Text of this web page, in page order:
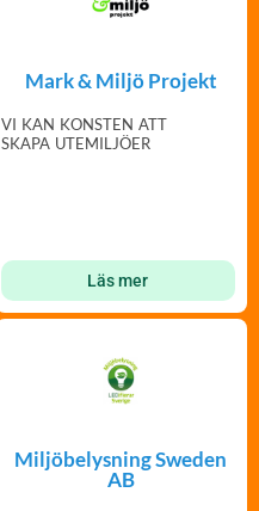
Mark & Miljö Projekt
VI KAN KONSTEN ATT
SKAPA UTEMILJÖER
Läs mer
Miljöbelysning Sweden
AB